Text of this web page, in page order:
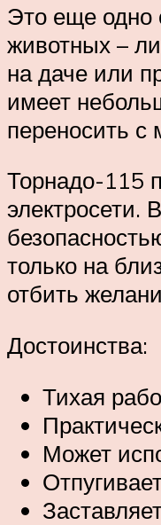
Это еще одно
животных –
на даче или
имеет
переносить с
Торнадо-115
электросети.
только на
отбить
Достоинства:
Тихая
Может